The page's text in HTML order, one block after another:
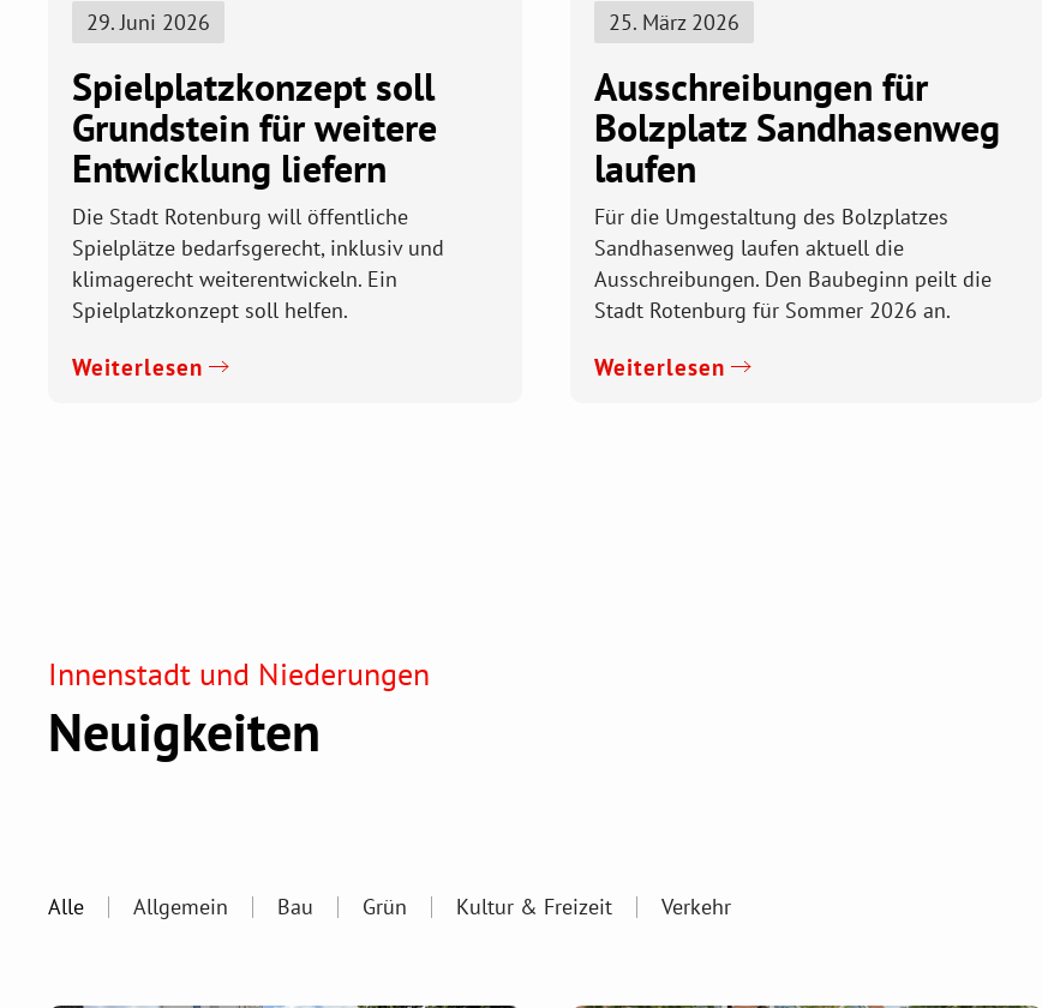
29. Juni 2026
Spielplatzkonzept soll
Grundstein für weitere
Entwicklung liefern
Die Stadt Rotenburg will öffentliche
Spielplätze bedarfsgerecht, inklusiv und
klimagerecht weiterentwickeln. Ein
Spielplatzkonzept soll helfen.
Weiterlesen
25. März 2026
Ausschreibungen für
Bolzplatz Sandhasenweg
laufen
Für die Umgestaltung des Bolzplatzes
Sandhasenweg laufen aktuell die
Ausschreibungen. Den Baubeginn peilt die
Stadt Rotenburg für Sommer 2026 an.
Weiterlesen
Innenstadt und Niederungen
Neuigkeiten
Alle Allgemein Bau Grün Kultur & Freizeit Verkehr